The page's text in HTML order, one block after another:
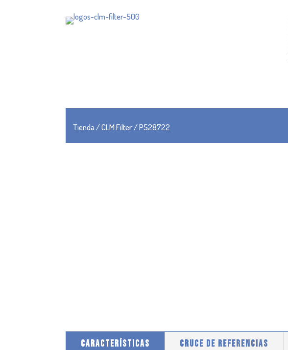
Tienda/CLM Filter/ P528722
CARACTERÍSTICAS CRUCE DE REFERENCIAS